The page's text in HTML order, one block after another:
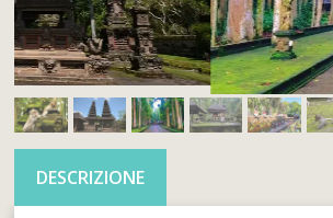
DESCRIZIONE